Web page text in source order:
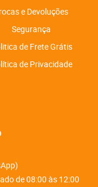
e Devoluções
Segurança
de Frete Grátis
de Privacidade
de 08:00 às 12:00